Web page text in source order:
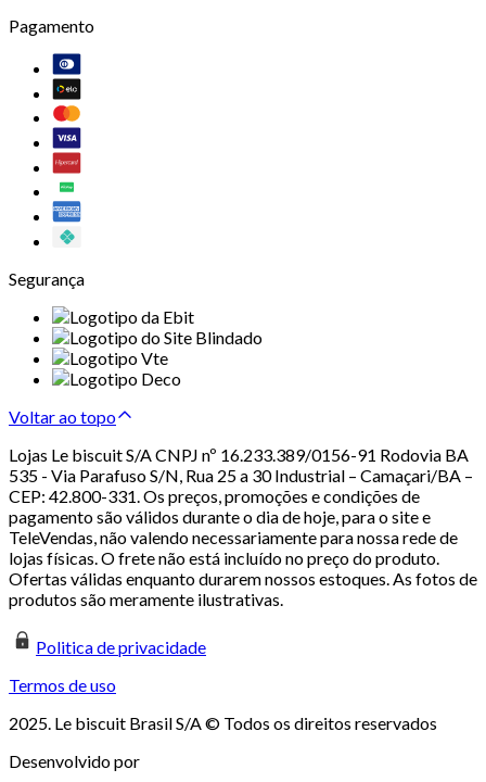
Pagamento
Segurança
Voltar ao topo
Lojas Le biscuit S/A CNPJ nº 16.233.389/0156-91 Rodovia BA
535 - Via Parafuso S/N, Rua 25 a 30 Industrial – Camaçari/BA –
CEP: 42.800-331. Os preços, promoções e condições de
pagamento são válidos durante o dia de hoje, para o site e
TeleVendas, não valendo necessariamente para nossa rede de
lojas físicas. O frete não está incluído no preço do produto.
Ofertas válidas enquanto durarem nossos estoques. As fotos de
produtos são meramente ilustrativas.
Politica de privacidade
Termos de uso
2025. Le biscuit Brasil S/A © Todos os direitos reservados
Desenvolvido por